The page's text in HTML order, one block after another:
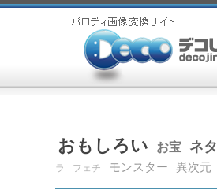
おもしろい お宝 ネタ
ラ フェチ モンスター 異次元